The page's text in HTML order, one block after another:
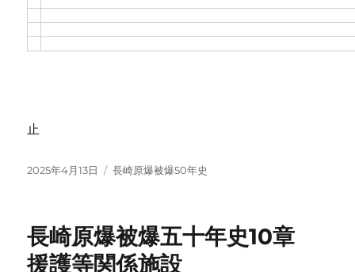
止
投
2025年4月13日
カ
ー
長崎原爆被爆50年史
長崎原爆被爆五十年史10章
援護等関係施設